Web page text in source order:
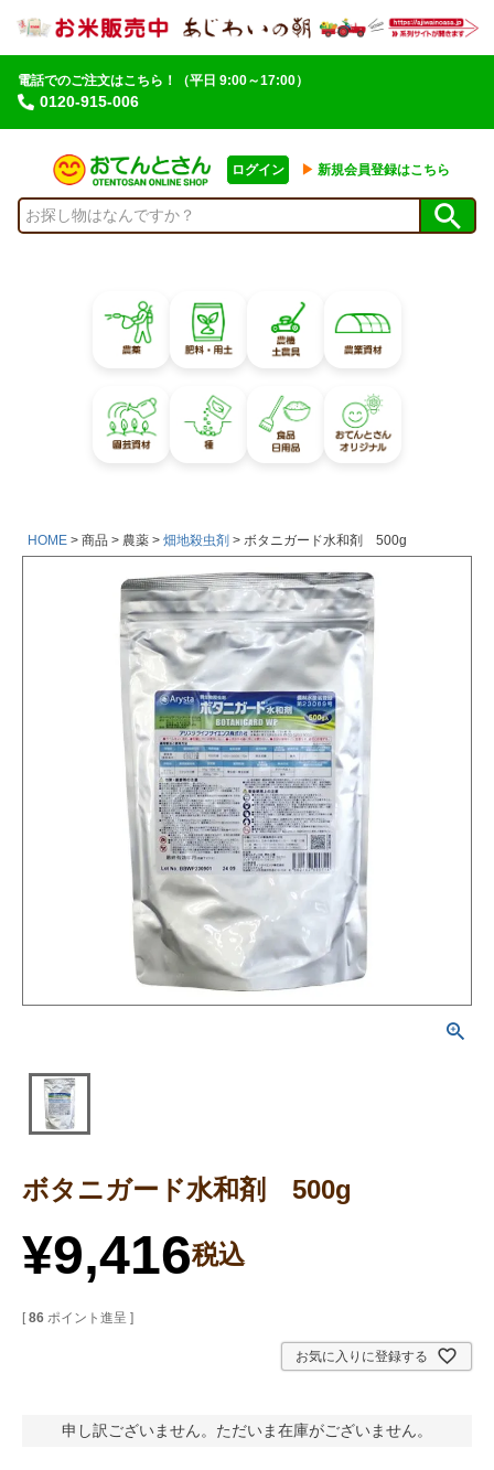
電話でのご注文はこちら！
0120-915-006
（平日 9:00～17:00）
ログイン ▶︎ 新規会員登録はこちら
HOME 商品 農薬 畑地殺虫剤 ボタニガード水和剤 500g
ボタニガード水和剤 500g
¥9,416税込
[ 86 ポイント進呈 ]
お気に入りに登録する
申し訳ございません。ただいま在庫がございません。